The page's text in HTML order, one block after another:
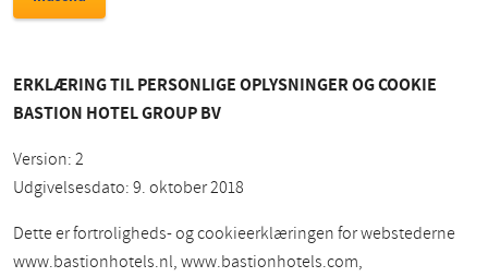
ERKLÆRING TIL PERSONLIGE OPLYSNINGER OG COOKIE
BASTION HOTEL GROUP BV
Version: 2
Udgivelsesdato: 9. oktober 2018
Dette er fortroligheds- og cookieerklæringen for webstederne
www.bastionhotels.nl, www.bastionhotels.com,